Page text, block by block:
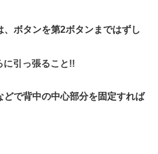
ボタンを第2ボタンまではずし
引っ張ること!!
で背中の中心部分を固定すれば